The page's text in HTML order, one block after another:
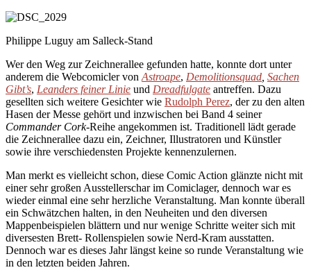
Philippe Luguy am Salleck-Stand
Wer den Weg zur Zeichnerallee gefunden hatte, konnte dort unter
anderem die Webcomicler von Astroape, Demolitionsquad Sachen
Gibt’s, Leanders feiner Linie und Dreadfulgate antreffen. Dazu
gesellten sich weitere Gesichter wie Rudolph Perez, der zu den alten
Hasen der Messe gehört und inzwischen bei Band 4 seiner
Commander Cork-Reihe angekommen ist. Traditionell lädt gerade
die Zeichnerallee dazu ein, Zeichner, Illustratoren und Künstler
sowie ihre verschiedensten Projekte kennenzulernen.
Man merkt es vielleicht schon, diese Comic Action glänzte nicht mit
einer sehr großen Ausstellerschar im Comiclager, dennoch war es
wieder einmal eine sehr herzliche Veranstaltung. Man konnte überall
ein Schwätzchen halten, in den Neuheiten und den diversen
Mappenbeispielen blättern und nur wenige Schritte weiter sich mit
diversesten Brett- Rollenspielen sowie Nerd-Kram ausstatten.
Dennoch war es dieses Jahr längst keine so runde Veranstaltung wie
in den letzten beiden Jahren.